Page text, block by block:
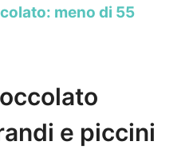
meno di 55
e piccini